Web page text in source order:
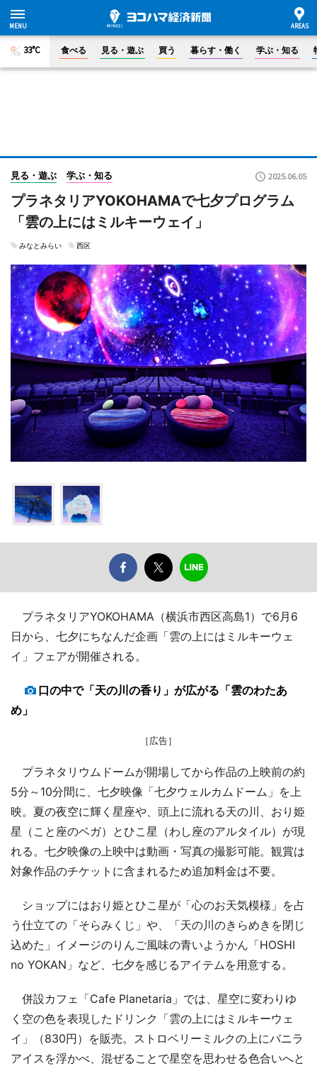
33°C 食べる 見る・遊ぶ 買う 暮らす・働く 学ぶ・知る
見る・遊ぶ 学ぶ・知る 2025.06.05
プラネタリアYOKOHAMAで七夕プログラム
「雲の上にはミルキーウェイ」
みなとみらい 西区
プラネタリアYOKOHAMA（横浜市西区高島1）で6月6
日から、七夕にちなんだ企画「雲の上にはミルキーウェ
イ」フェアが開催される。
口の中で「天の川の香り」が広がる「雲のわたあ
め」
［広告］
プラネタリウムドームが開場してから作品の上映前の約
5分～10分間に、七夕映像「七夕ウェルカムドーム」を上
映。夏の夜空に輝く星座や、頭上に流れる天の川、おり姫
星（こと座のベガ）とひこ星（わし座のアルタイル）が現
れる。七夕映像の上映中は動画・写真の撮影可能。観賞は
対象作品のチケットに含まれるため追加料金は不要。
ショップにはおり姫とひこ星が「心のお天気模様」を占
う仕立ての「そらみくじ」や、「天の川のきらめきを閉じ
込めた」イメージのりんご風味の青いようかん「HOSHI
no YOKAN」など、七夕を感じるアイテムを用意する。
併設カフェ「Cafe Planetaria」では、星空に変わりゆ
く空の色を表現したドリンク「雲の上にはミルキーウェ
イ」（830円）を販売。ストロベリーミルクの上にバニラ
アイスを浮かべ、混ぜることで星空を思わせる色合いへと